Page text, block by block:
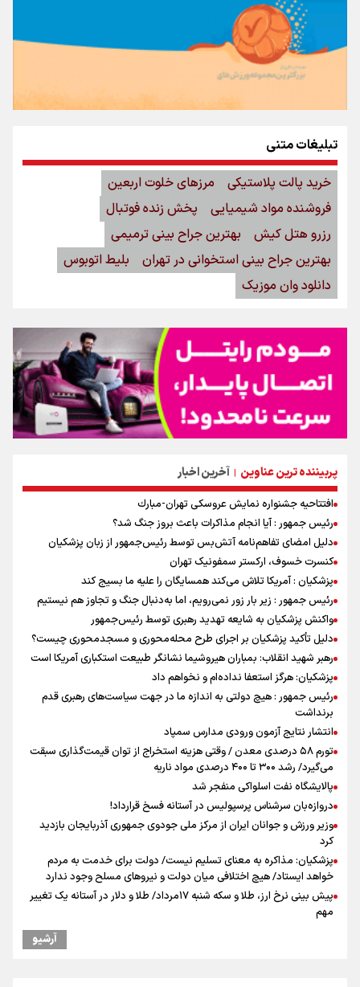
پربیننده ترین عناوین | آخرین اخبار
افتتاحیه جشنواره نمايش عروسكى تهران-مبارك
رئیس جمهور : آیا انجام مذاکرات باعث بروز جنگ شد؟
دلیل امضای تفاهم‌نامه آتش‌بس توسط رئیس‌جمهور از زبان پزشکیان
کنسرت خسوف، ارکستر سمفونیک تهران
پزشکیان : آمریکا تلاش می‌کند همسایگان را علیه ما بسیج کند
رئیس جمهور : زیر بار زور نمی‌رویم، اما به‌دنبال جنگ و تجاوز هم نیستیم
واکنش پزشکیان به شایعه تهدید رهبری توسط رئیس‌جمهور
دلیل تأکید پزشکیان بر اجرای طرح محله‌محوری و مسجدمحوری چیست؟
رهبر شهید انقلاب: بمباران هیروشیما نشانگر طبیعت استکباری آمریکا است
پزشکیان: هرگز استعفا نداده‌ام و نخواهم داد
رئیس جمهور : هیچ دولتی به اندازه ما در جهت سیاست‌های رهبری قدم
برنداشت
انتشار نتایج آزمون ورودی مدارس سمپاد
تورم ۵۸ درصدی معدن / وقتی هزینه استخراج از توان قیمت‌گذاری سبقت
می‌گیرد/ رشد ۳۰۰ تا ۴۰۰ درصدی مواد ناریه
پالایشگاه نفت اسلواکی منفجر شد
دروازه‌بان سرشناس پرسپولیس در آستانه فسخ قرارداد!
وزیر ورزش و جوانان ایران از مرکز ملی جودوی جمهوری آذربایجان بازدید
کرد
پزشکیان: مذاکره به معنای تسلیم نیست/ دولت برای خدمت به مردم
خواهد ایستاد/ هیچ اختلافی میان دولت و نیروهای مسلح وجود ندارد
پیش بینی نرخ ارز، طلا و سکه شنبه ۱۷مرداد/ طلا و دلار در آستانه یک تغییر
مهم
آرشیو
تبلیغات متنی
خرید پالت پلاستیکی
مرزهای خلوت اربعین
فروشنده مواد شیمیایی
پخش زنده فوتبال
رزرو هتل کیش
بهترین جراح بینی ترمیمی
بهترین جراح بینی استخوانی در تهران
بلیط اتوبوس
دانلود وان موزیک